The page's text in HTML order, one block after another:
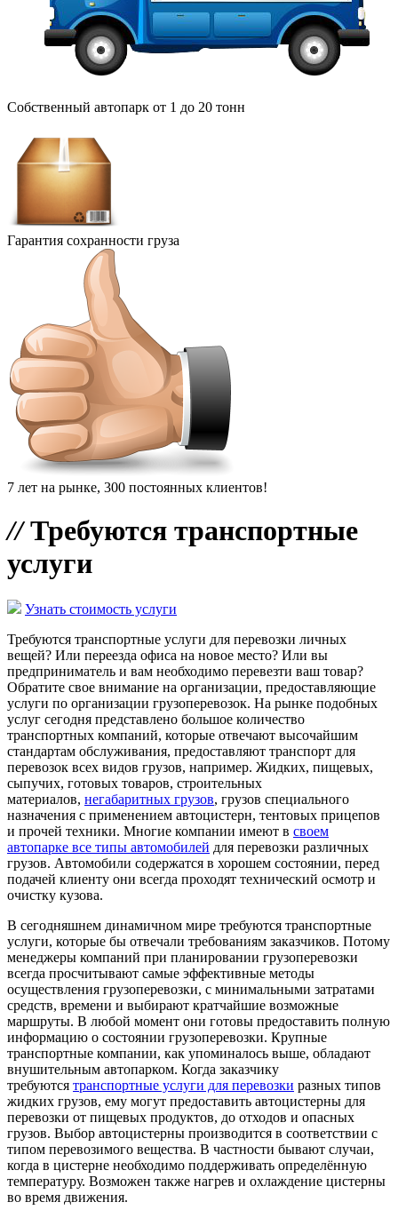
Собственный автопарк от 1 до 20 тонн
Гарантия сохранности груза
7 лет на рынке, 300 постоянных клиентов!
//Требуются транспортные
услуги
Узнать стоимость услуги
Требуются транспортные услуги для перевозки личных
вещей? Или переезда офиса на новое место? Или вы
предприниматель и вам необходимо перевезти ваш товар?
Обратите свое внимание на организации, предоставляющие
услуги по организации грузоперевозок. На рынке подобных
услуг сегодня представлено большое количество
транспортных компаний, которые отвечают высочайшим
стандартам обслуживания, предоставляют транспорт для
перевозок всех видов грузов, например. Жидких, пищевых,
сыпучих, готовых товаров, строительных
материалов, негабаритных грузов, грузов специального
назначения с применением автоцистерн, тентовых прицепов
и прочей техники. Многие компании имеют в своем
автопарке все типы автомобилей для перевозки различных
грузов. Автомобили содержатся в хорошем состоянии, перед
подачей клиенту они всегда проходят технический осмотр и
очистку кузова.
В сегодняшнем динамичном мире требуются транспортные
услуги, которые бы отвечали требованиям заказчиков. Потому
менеджеры компаний при планировании грузоперевозки
всегда просчитывают самые эффективные методы
осуществления грузоперевозки, с минимальными затратами
средств, времени и выбирают кратчайшие возможные
маршруты. В любой момент они готовы предоставить полную
информацию о состоянии грузоперевозки. Крупные
транспортные компании, как упоминалось выше, обладают
внушительным автопарком. Когда заказчику
требуются транспортные услуги для перевозки разных типов
жидких грузов, ему могут предоставить автоцистерны для
перевозки от пищевых продуктов, до отходов и опасных
грузов. Выбор автоцистерны производится в соответствии с
типом перевозимого вещества. В частности бывают случаи,
когда в цистерне необходимо поддерживать определённую
температуру. Возможен также нагрев и охлаждение цистерны
во время движения.